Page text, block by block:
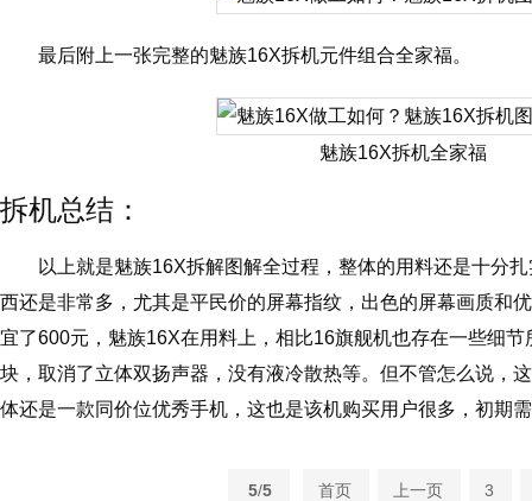
最后附上一张完整的魅族16X拆机元件组合全家福。
魅族16X拆机全家福
拆机总结：
以上就是魅族16X拆解图解全过程，整体的用料还是十分
西还是非常多，尤其是平民价的屏幕指纹，出色的屏幕画质和
宜了600元，魅族16X在用料上，相比16旗舰机也存在一些细
块，取消了立体双扬声器，没有液冷散热等。但不管怎么说，
体还是一款同价位优秀手机，这也是该机购买用户很多，初期
5/5 首页 上一页 3